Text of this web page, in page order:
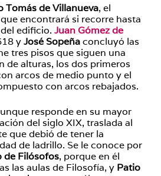
Tomás de Villanueva, el
encontrará si recorre hasta
edificio. Juan Gómez de
yJosé Sopeñaconcluyó las
tres pisos que siguen una
de alturas, los dos primeros
arcos de medio punto y el
con arcos rebajados.
responde en su mayor
del siglo XIX, traslada al
que debió de tener la
de ladrillo. Se le conoce por
de Filósofos, porque en él
las aulas de Filosofía, y Patio